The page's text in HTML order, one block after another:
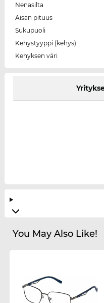
Nenäsilta
Aisan pituus
Sukupuoli
Kehystyyppi (kehys)
Kehyksen väri
You May Also Like!